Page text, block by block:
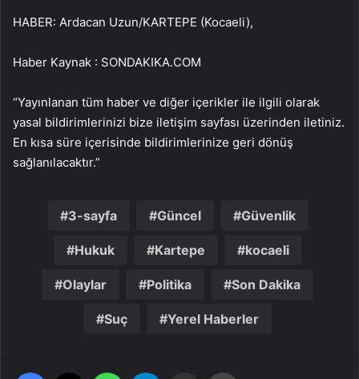
HABER: Ardacan Uzun/KARTEPE (Kocaeli),
Haber Kaynak : SONDAKIKA.COM
“Yayınlanan tüm haber ve diğer içerikler ile ilgili olarak
yasal bildirimlerinizi bize iletişim sayfası üzerinden iletiniz.
En kısa süre içerisinde bildirimlerinize geri dönüş
sağlanılacaktır.”
3-sayfa Güncel Güvenlik
Hukuk Kartepe kocaeli
Olaylar Politika Son Dakika
Suç Yerel Haberler
Facebook WhatsApp Email'den paylaş